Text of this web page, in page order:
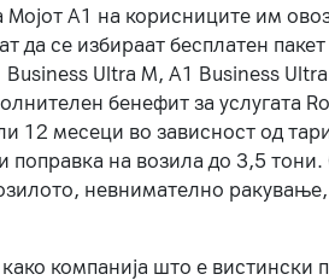
Мојот А1 на корисниците им
да се избираат бесплатен
Ultra M, A1 Business
бенефит за услугата
12 месеци во зависност од
поправка на возила до 3,5
невнимателно
компанија што е вистински